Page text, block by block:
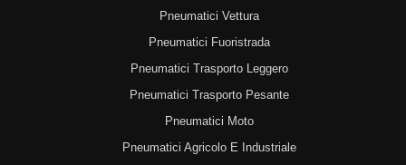
Pneumatici Vettura
Pneumatici Fuoristrada
Pneumatici Trasporto Leggero
Pneumatici Trasporto Pesante
Pneumatici Moto
Pneumatici Agricolo E Industriale